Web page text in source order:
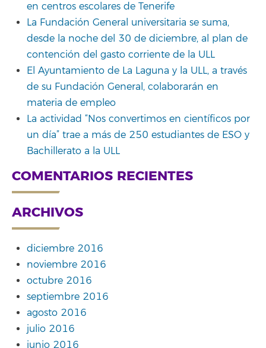
en centros escolares de Tenerife
La Fundación General universitaria se suma,
desde la noche del 30 de diciembre, al plan de
contención del gasto corriente de la ULL
El Ayuntamiento de La Laguna y la ULL, a través
de su Fundación General, colaborarán en
materia de empleo
La actividad “Nos convertimos en científicos por
un día” trae a más de 250 estudiantes de ESO y
Bachillerato a la ULL
COMENTARIOS RECIENTES
ARCHIVOS
diciembre 2016
noviembre 2016
octubre 2016
septiembre 2016
agosto 2016
julio 2016
junio 2016